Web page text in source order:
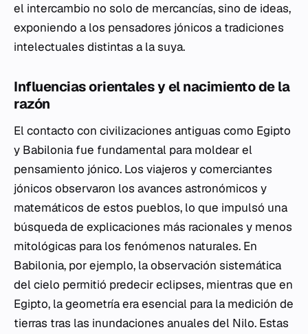
el intercambio no solo de mercancías, sino de ideas,
exponiendo a los pensadores jónicos a tradiciones
intelectuales distintas a la suya.
Influencias orientales y el nacimiento de la
razón
El contacto con civilizaciones antiguas como Egipto
y Babilonia fue fundamental para moldear el
pensamiento jónico. Los viajeros y comerciantes
jónicos observaron los avances astronómicos y
matemáticos de estos pueblos, lo que impulsó una
búsqueda de explicaciones más racionales y menos
mitológicas para los fenómenos naturales. En
Babilonia, por ejemplo, la observación sistemática
del cielo permitió predecir eclipses, mientras que en
Egipto, la geometría era esencial para la medición de
tierras tras las inundaciones anuales del Nilo. Estas